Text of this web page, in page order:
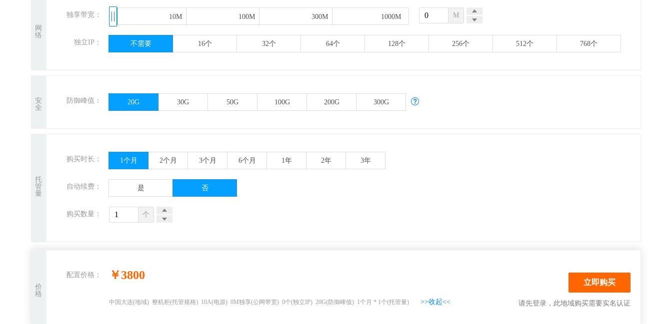
网
络
独享带宽： 10M 100M 300M 1000M
10M 100M 300M 1000M M
独立IP： 不需要 16个 32个 64个 128个 256个 512个 768个
安
全
防御峰值： 20G 30G 50G 100G 200G 300G
托
管
量
购买时长： 1个月 2个月 3个月 6个月 1年 2年 3年
自动续费： 是 否
购买数量： 个
价
格
配置价格： ￥3800
中国大连(地域) 整机柜(托管规格) 10A(电源) 0M独享(公网带宽) 0个(独立IP) 20G(防御峰值) 1个月 * 1个(托管量) >>收起<< 请先登录 ，此地域购买需要实名认证